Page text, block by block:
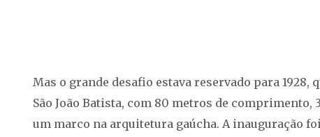
Mas o grande desafio estava reservado para
São João Batista, com 80 metros de
um marco na arquitetura gaúcha. A inauguração